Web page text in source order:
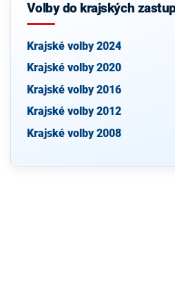
Volby do krajských
Krajské volby 2024
Krajské volby 2020
Krajské volby 2016
Krajské volby 2012
Krajské volby 2008